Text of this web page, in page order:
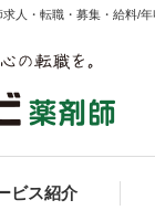
人・転職・募集・給料/
ビス紹介